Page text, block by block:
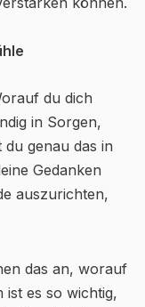
du dich
in Sorgen,
genau das in
Gedanken
auszurichten,
das an, worauf
ist es so wichtig,